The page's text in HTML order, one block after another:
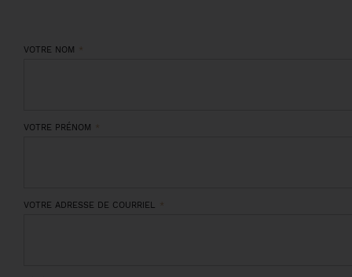
VOTRE NOM
VOTRE PRÉNOM
VOTRE ADRESSE DE COURRIEL